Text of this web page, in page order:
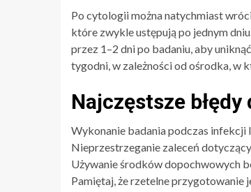
Po cytologii można natychmiast
które zwykle ustępują po jednym
przez 1–2 dni po badaniu, aby
tygodni, w zależności od ośrodka, w
Najczęstsze
Wykonanie badania podczas infekcji
Nieprzestrzeganie zaleceń
Używanie środków dopochwowych
Pamiętaj, że rzetelne przygotowanie